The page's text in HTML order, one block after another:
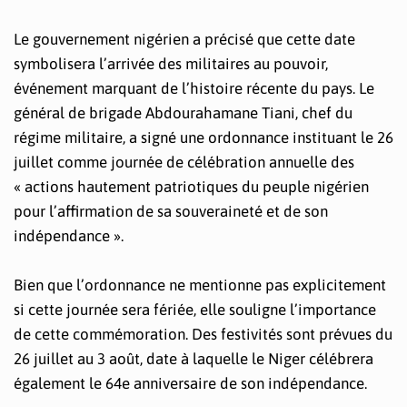
Le gouvernement nigérien a précisé que cette date
symbolisera l’arrivée des militaires au pouvoir,
événement marquant de l’histoire récente du pays. Le
général de brigade Abdourahamane Tiani, chef du
régime militaire, a signé une ordonnance instituant le 26
juillet comme journée de célébration annuelle des
« actions hautement patriotiques du peuple nigérien
pour l’affirmation de sa souveraineté et de son
indépendance ».
Bien que l’ordonnance ne mentionne pas explicitement
si cette journée sera fériée, elle souligne l’importance
de cette commémoration. Des festivités sont prévues du
26 juillet au 3 août, date à laquelle le Niger célébrera
également le 64e anniversaire de son indépendance.